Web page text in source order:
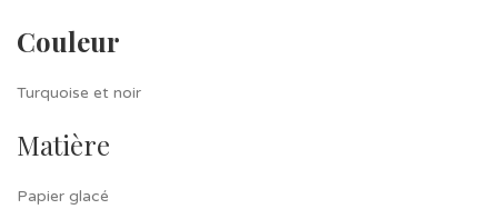
Couleur
Turquoise et noir
Matière
Papier glacé